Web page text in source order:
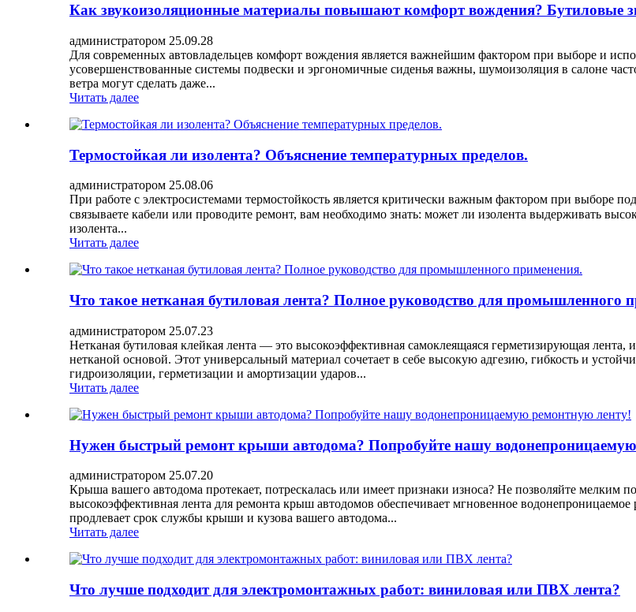
Как звукоизоляционные материалы повышают комфорт вождения? Бутиловые
администратором 25.09.28
Для современных автовладельцев комфорт вождения является важнейшим фактором при выборе и
усовершенствованные системы подвески и эргономичные сиденья важны, шумоизоляция в салоне
ветра могут сделать даже...
Читать далее
Термостойкая ли изолента? Объяснение температурных пределов.
администратором 25.08.06
При работе с электросистемами термостойкость является критически важным фактором при выборе
связываете кабели или проводите ремонт, вам необходимо знать: может ли изолента выдерживать
изолента...
Читать далее
Что такое нетканая бутиловая лента? Полное руководство для промышленного
администратором 25.07.23
Нетканая бутиловая клейкая лента — это высокоэффективная самоклеящаяся герметизирующая лента,
нетканой основой. Этот универсальный материал сочетает в себе высокую адгезию, гибкость и
гидроизоляции, герметизации и амортизации ударов...
Читать далее
Нужен быстрый ремонт крыши автодома? Попробуйте нашу
администратором 25.07.20
Крыша вашего автодома протекает, потрескалась или имеет признаки износа? Не позволяйте
высокоэффективная лента для ремонта крыш автодомов обеспечивает мгновенное
продлевает срок службы крыши и кузова вашего автодома...
Читать далее
Что лучше подходит для электромонтажных работ: виниловая или ПВХ лента?